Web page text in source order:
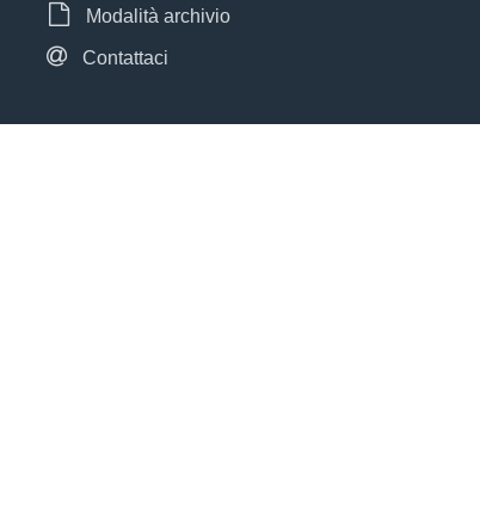
Modalità archivio
Contattaci